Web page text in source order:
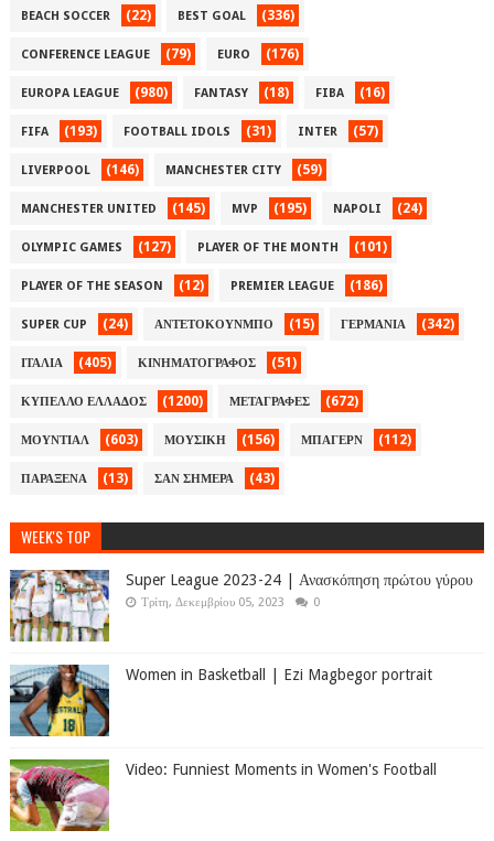
BEACH SOCCER (22) BEST GOAL (336)
CONFERENCE LEAGUE (79) EURO (176)
EUROPA LEAGUE (980) FANTASY (18) FIBA (16)
FIFA (193) FOOTBALL IDOLS (31) INTER (57)
LIVERPOOL (146) MANCHESTER CITY (59)
MANCHESTER UNITED (145) MVP (195) NAPOLI (24)
OLYMPIC GAMES (127) PLAYER OF THE MONTH (101)
PLAYER OF THE SEASON (12) PREMIER LEAGUE (186)
SUPER CUP (24) ΑΝΤΕΤΟΚΟΥΝΜΠΟ (15) ΓΕΡΜΑΝΙΑ (342)
ΙΤΑΛΙΑ (405) ΚΙΝΗΜΑΤΟΓΡΑΦΟΣ (51)
ΚΥΠΕΛΛΟ ΕΛΛΑΔΟΣ (1200) ΜΕΤΑΓΡΑΦΕΣ (672)
ΜΟΥΝΤΙΑΛ (603) ΜΟΥΣΙΚΗ (156) ΜΠΑΓΕΡΝ (112)
ΠΑΡΑΞΕΝΑ (13) ΣΑΝ ΣΗΜΕΡΑ (43)
WEEK'S TOP
Super League 2023-24 | Ανασκόπηση πρώτου γύρου
Τρίτη, Δεκεμβρίου 05, 2023 0
Women in Basketball | Ezi Magbegor portrait
Video: Funniest Moments in Women's Football